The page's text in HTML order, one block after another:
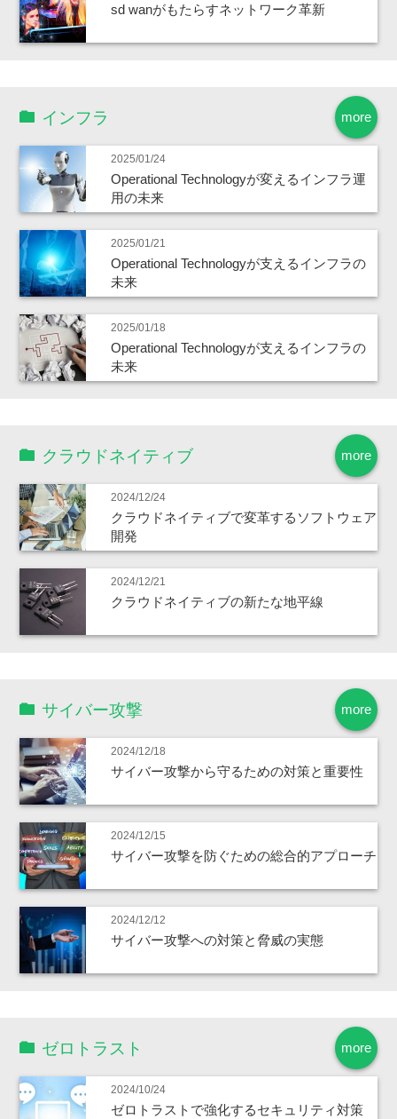
sd wanがもたらすネットワーク革新
more
インフラ
2025/01/24
Operational Technologyが変えるインフラ運
用の未来
2025/01/21
Operational Technologyが支えるインフラの
未来
2025/01/18
Operational Technologyが支えるインフラの
未来
more
クラウドネイティブ
2024/12/24
クラウドネイティブで変革するソフトウェア
開発
2024/12/21
クラウドネイティブの新たな地平線
more
サイバー攻撃
2024/12/18
サイバー攻撃から守るための対策と重要性
2024/12/15
サイバー攻撃を防ぐための総合的アプローチ
2024/12/12
サイバー攻撃への対策と脅威の実態
more
ゼロトラスト
2024/10/24
ゼロトラストで強化するセキュリティ対策